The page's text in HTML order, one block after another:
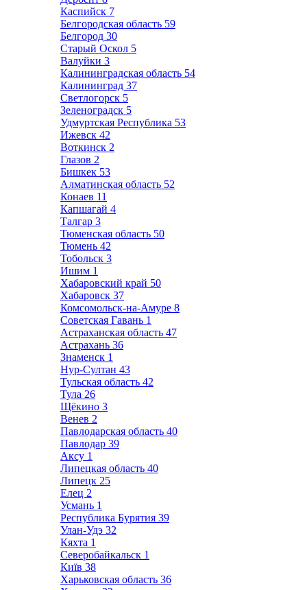
Каспийск 7
Белгородская область 59
Белгород 30
Старый Оскол 5
Валуйки 3
Калининградская область 54
Калининград 37
Светлогорск 5
Зеленоградск 5
Удмуртская Республика 53
Ижевск 42
Воткинск 2
Глазов 2
Бишкек 53
Алматинская область 52
Конаев 11
Капшагай 4
Талгар 3
Тюменская область 50
Тюмень 42
Тобольск 3
Ишим 1
Хабаровский край 50
Хабаровск 37
Комсомольск-на-Амуре 8
Советская Гавань 1
Астраханская область 47
Астрахань 36
Знаменск 1
Нур-Султан 43
Тульская область 42
Тула 26
Щёкино 3
Венев 2
Павлодарская область 40
Павлодар 39
Аксу 1
Липецкая область 40
Липецк 25
Елец 2
Усмань 1
Республика Бурятия 39
Улан-Удэ 32
Кяхта 1
Северобайкальск 1
Київ 38
Харьковская область 36